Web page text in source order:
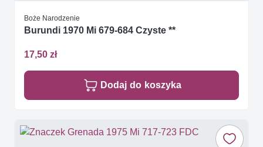
Boże Narodzenie
Burundi 1970 Mi 679-684 Czyste **
17,50 zł
Dodaj do koszyka